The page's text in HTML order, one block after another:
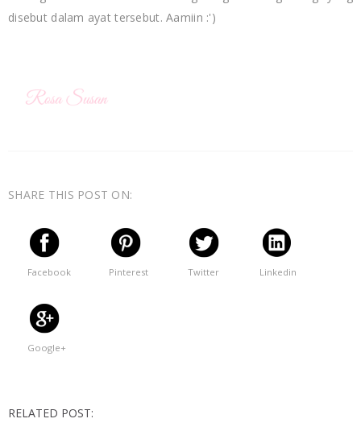
disebut dalam ayat tersebut. Aamiin :')
SHARE THIS POST ON:
Facebook Pinterest Twitter Linkedin
Google+
RELATED POST: